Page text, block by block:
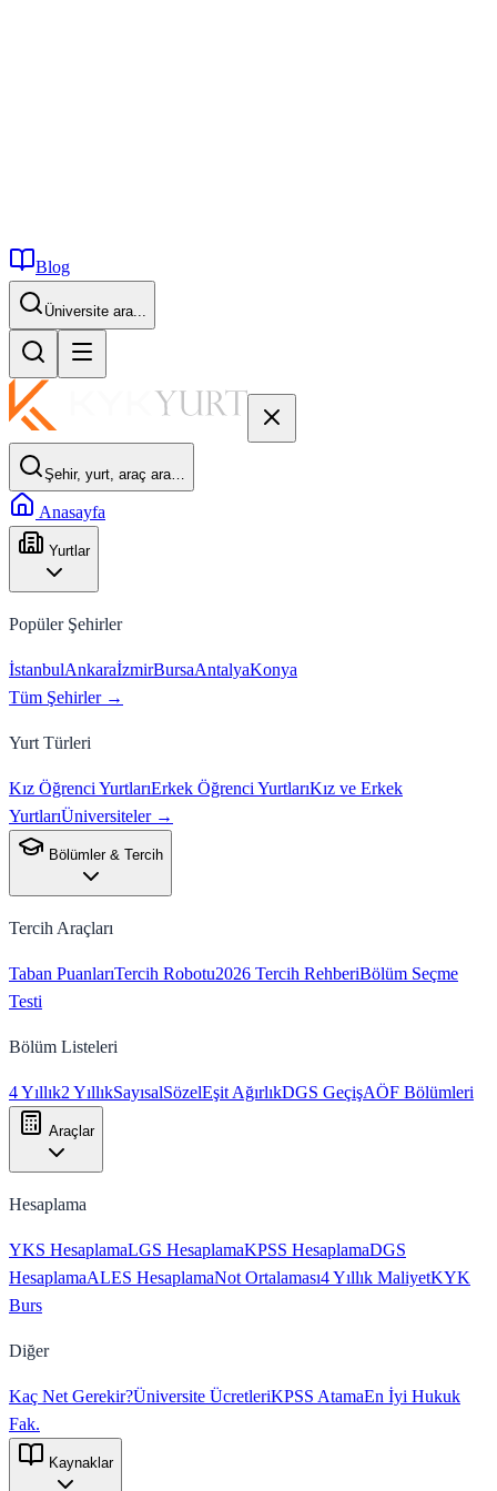
Blog
Üniversite ara...
Şehir, yurt, araç ara…
Anasayfa
Yurtlar
Popüler Şehirler
İstanbulAnkaraİzmirBursaAntalyaKonya
Tüm Şehirler →
Yurt Türleri
Kız Öğrenci YurtlarıErkek Öğrenci YurtlarıKız ve Erkek
YurtlarıÜniversiteler →
Bölümler & Tercih
Tercih Araçları
Taban PuanlarıTercih Robotu2026 Tercih RehberiBölüm Seçme
Testi
Bölüm Listeleri
4 Yıllık2 YıllıkSayısalSözelEşit AğırlıkDGS GeçişAÖF Bölümleri
Araçlar
Hesaplama
YKS HesaplamaLGS HesaplamaKPSS HesaplamaDGS
HesaplamaALES HesaplamaNot Ortalaması4 Yıllık MaliyetKYK
Burs
Diğer
Kaç Net Gerekir?Üniversite ÜcretleriKPSS AtamaEn İyi Hukuk
Fak.
Kaynaklar